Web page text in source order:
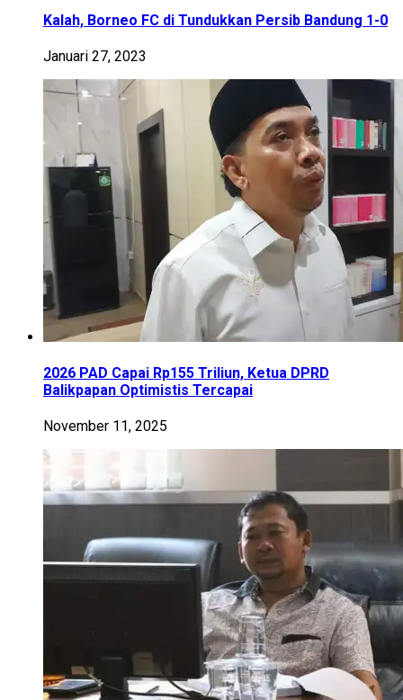
Kalah, Borneo FC di Tundukkan Persib Bandung 1-0
Januari 27, 2023
2026 PAD Capai Rp155 Triliun, Ketua DPRD
Balikpapan Optimistis Tercapai
November 11, 2025